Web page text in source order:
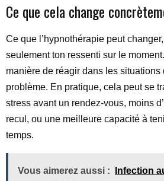
Ce que cela change
Ce que l’hypnothérapie peut
seulement ton ressenti sur le
manière de réagir dans les situations
problème. En pratique, cela peut se
stress avant un rendez-vous, moins
recul, ou une meilleure capacité à
temps.
Vous aimerez aussi :
Infection